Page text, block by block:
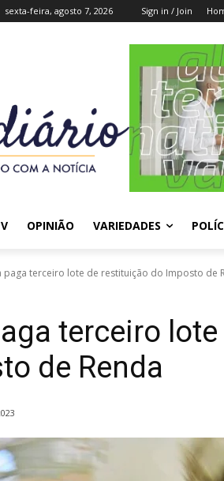
sexta-feira, agosto 7, 2026 Sign in / Join
OPINIÃO VARIEDADES
paga terceiro lote de restituição do Imposto de
terceiro
de Renda